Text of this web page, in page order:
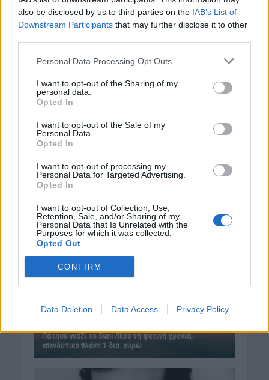
also be disclosed by us to third parties on the IAB’s List of
Downstream Participants that may further disclose it to other
Personal Data Processing Opt Outs
I want to opt-out of the Sharing of my
personal data.
Opted In
I want to opt-out of the Sale of my
Personal Data.
Opted In
I want to opt-out of processing my
Personal Data for Targeted Advertising.
Opted In
I want to opt-out of Collection, Use,
Retention, Sale, and/or Sharing of my
Personal Data that Is Unrelated with the
Purposes for which it was collected.
Opted Out
CONFIRM
Data Deletion Data Access Privacy Policy
Δημοφιλή αυτή την εβδομάδα